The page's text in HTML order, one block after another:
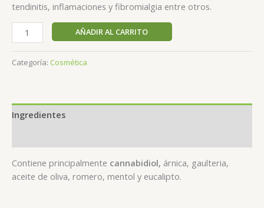
tendinitis, inflamaciones y fibromialgia entre otros.
AÑADIR AL CARRITO
Categoría: Cosmética
Ingredientes
Contiene principalmente cannabidiol, árnica, gaulteria,
aceite de oliva, romero, mentol y eucalipto.